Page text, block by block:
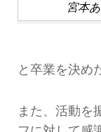
宮本
と卒業を決め
また、活動を